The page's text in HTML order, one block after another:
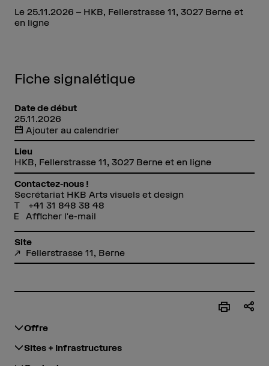
Le 25.11.2026 – HKB, Fellerstrasse 11, 3027 Berne et
en ligne
Fiche signalétique
Date de début
25.11.2026
Ajouter au calendrier
Lieu
HKB, Fellerstrasse 11, 3027 Berne et en ligne
Contactez-nous !
Secrétariat HKB Arts visuels et design
+41 31 848 38 48
Afficher l'e-mail
Site
Fellerstrasse 11, Berne
Offre
Sites + Infrastructures